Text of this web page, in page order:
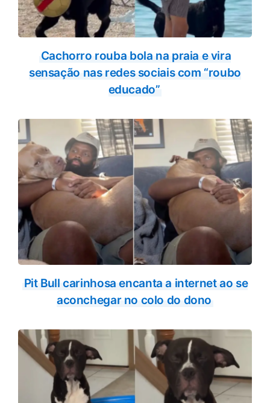
Cachorro rouba bola na praia e vira
sensação nas redes sociais com “roubo
educado”
Pit Bull carinhosa encanta a internet ao se
aconchegar no colo do dono